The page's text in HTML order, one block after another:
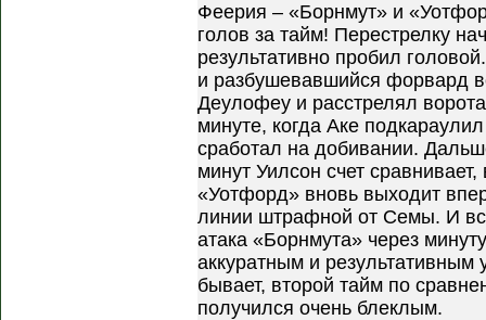
Феерия – «Борнмут» и
голов за тайм! Перестрелку
результативно пробил
и разбушевавшийся форвард
Деулофеу и расстрелял
минуте, когда Аке
сработал на добивании.
минут Уилсон счет
«Уотфорд» вновь выходит
линии штрафной от Семы. И
атака «Борнмута» через
аккуратным и результативным
бывает, второй тайм по
получился очень блеклым.